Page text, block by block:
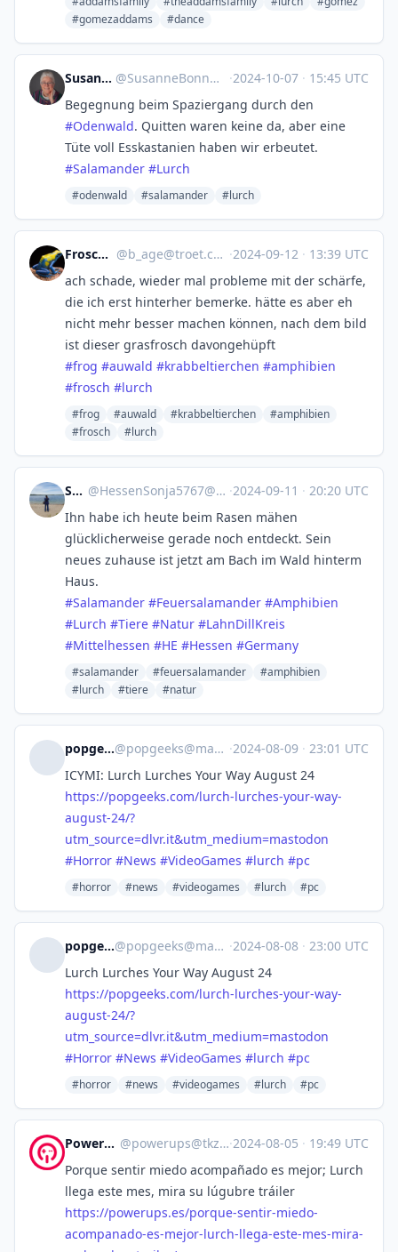
#gomezaddams
#dance
SusanneBonn @SusanneBonn@hessen.social ·2024-10-07 · 15:45 UTC
Begegnung beim Spaziergang durch den
#Odenwald. Quitten waren keine da, aber eine
Tüte voll Esskastanien haben wir erbeutet.
#Salamander #Lurch
#odenwald #salamander #lurch
Frosch B @b_age@troet.cafe ·2024-09-12 · 13:39 UTC
ach schade, wieder mal probleme mit der schärfe,
die ich erst hinterher bemerke. hätte es aber eh
nicht mehr besser machen können, nach dem bild
ist dieser grasfrosch davongehüpft
#frog #auwald #krabbeltierchen #amphibien
#frosch #lurch
#frog #auwald #krabbeltierchen
#amphibien
#frosch
#lurch
Sonja @HessenSonja5767@hessen.social ·2024-09-11 · 20:20 UTC
Ihn habe ich heute beim Rasen mähen
glücklicherweise gerade noch entdeckt. Sein
neues zuhause ist jetzt am Bach im Wald hinterm
Haus.
#Salamander #Feuersalamander #Amphibien
#Lurch #Tiere #Natur #LahnDillKreis
#Mittelhessen #HE #Hessen #Germany
#salamander #feuersalamander
#amphibien
#lurch
#tiere #natur
popgeeks.com@popgeeks@masto.popgeeks.com ·2024-08-09 · 23:01 UTC
ICYMI: Lurch Lurches Your Way August 24
https://popgeeks.com/lurch-lurches-your-way-
august-24/?
utm_source=dlvr.it&utm_medium=mastodon
#Horror #News #VideoGames #lurch #pc
#horror #news #videogames #lurch #pc
popgeeks.com@popgeeks@masto.popgeeks.com ·2024-08-08 · 23:00 UTC
Lurch Lurches Your Way August 24
https://popgeeks.com/lurch-lurches-your-way-
august-24/?
utm_source=dlvr.it&utm_medium=mastodon
#Horror #News #VideoGames #lurch #pc
#horror #news #videogames #lurch #pc
PowerUps @powerups@tkz.one ·2024-08-05 · 19:49 UTC
Porque sentir miedo acompañado es mejor; Lurch
llega este mes, mira su lúgubre tráiler
https://powerups.es/porque-sentir-miedo-
acompanado-es-mejor-lurch-llega-este-mes-mira-